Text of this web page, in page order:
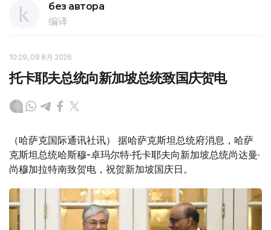
без автора
编译
10:29, 09 8月 2026
托卡耶夫总统向新加坡总统致国庆贺电
（哈萨克国际通讯社讯） 据哈萨克斯坦总统府消息，哈萨
克斯坦总统哈斯穆-卓玛尔特·托卡耶夫向新加坡总统尚达曼·
尚穆加拉特南致贺电，祝贺新加坡国庆日。